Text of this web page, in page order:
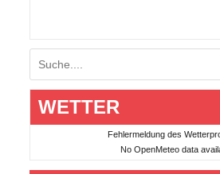
Suchen
WETTER
Fehlermeldung des
No OpenMeteo data